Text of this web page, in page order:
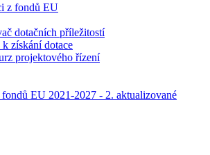
z fondů EU
dotačních příležitostí
získání dotace
projektového řízení
fondů EU 2021-2027 - 2. aktualizované